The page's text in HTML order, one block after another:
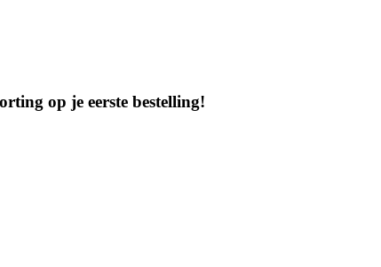
op je eerste bestelling!